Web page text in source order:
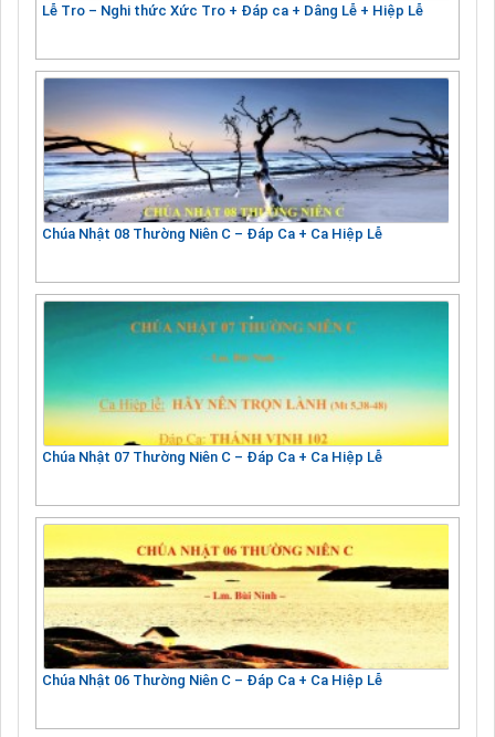
Lễ Tro – Nghi thức Xức Tro + Đáp ca + Dâng Lễ + Hiệp Lễ
Chúa Nhật 08 Thường Niên C – Đáp Ca + Ca Hiệp Lễ
Chúa Nhật 07 Thường Niên C – Đáp Ca + Ca Hiệp Lễ
Chúa Nhật 06 Thường Niên C – Đáp Ca + Ca Hiệp Lễ